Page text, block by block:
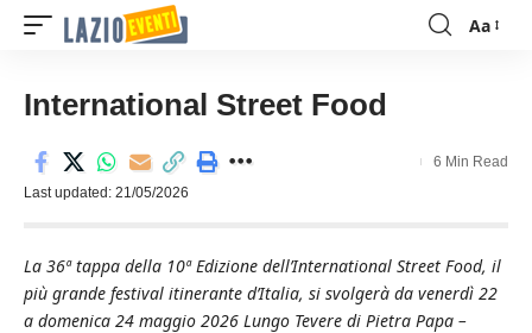
Font
Aa
International Street Food
Last updated: 21/05/2026
6 Min Read
La 36ª tappa della 10ª Edizione dell’International Street Food, il
più grande festival itinerante d’Italia, si svolgerà da venerdì 22
a domenica 24 maggio 2026 Lungo Tevere di Pietra Papa –